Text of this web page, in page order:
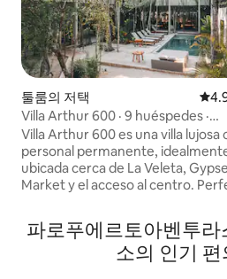
툴룸의 저택 평
Villa Arthur 600 · 9 huéspedes ·
Permanent staff
Villa Arthur 600 es una villa lujosa
personal permanente,
ubicada cerca de La Veleta,
Market y el acceso al centro.
amplia alberca, suites principales
bañeras y vista a la alberca, una
de estar con cocina profesional,
para 10 y sofás cómodos. Disfruta
파로푸에르토아벤투
소의 인기 편